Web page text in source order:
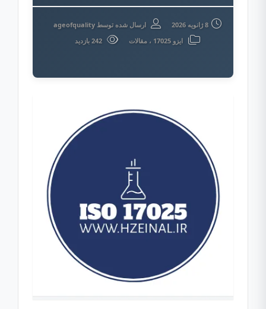
8 ژانویه 2026 ارسال شده توسطageofquality
ایزو 17025
،مقالات 242 بازدید